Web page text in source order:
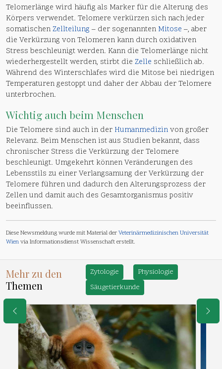
Telomerlänge wird häufig als Marker für die Alterung des
Körpers verwendet. Telomere verkürzen sich nach jeder
somatischenZellteilung – der sogenannten Mitose –, aber
die Verkürzung von Telomeren kann durch oxidativen
Stress beschleunigt werden. Kann die Telomerlänge nicht
wiederhergestellt werden, stirbt die Zelle schließlich ab.
Während des Winterschlafes wird die Mitose bei niedrigen
Temperaturen gestoppt und daher der Abbau der Telomere
unterbrochen.
Wichtig auch beim Menschen
Die Telomere sind auch in der Humanmedizinvon großer
Relevanz. Beim Menschen ist aus Studien bekannt, dass
chronischer Stress die Verkürzung der Telomere
beschleunigt. Umgekehrt können Veränderungen des
Lebensstils zu einer Verlangsamung der Verkürzung der
Telomere führen und dadurch den Alterungsprozess der
Zellen und damit auch des Gesamtorganismus positiv
beeinflussen.
Diese Newsmeldung wurde mit Material derVeterinärmedizinischen Universität
Wienvia Informationsdienst Wissenschaft erstellt.
Mehr zu den
Themen
Zytologie
Physiologie
Säugetierkunde